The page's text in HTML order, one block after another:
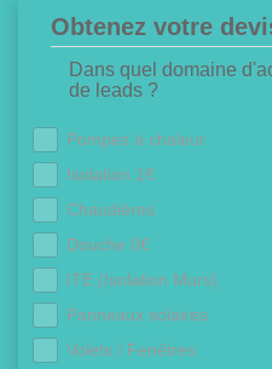
Obtenez votre
Dans quel domaine
de leads ?
Pompes à chaleur
Isolation 1€
Chaudières
Douche 0€
ITE (Isolation Murs)
Panneaux solaires
Volets / Fenêtres